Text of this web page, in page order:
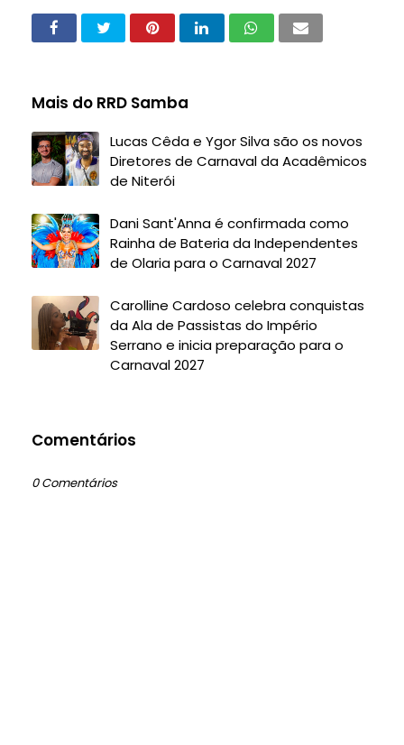
Mais do RRD Samba
Lucas Cêda e Ygor Silva são os novos
Diretores de Carnaval da Acadêmicos
de Niterói
Dani Sant'Anna é confirmada como
Rainha de Bateria da Independentes
de Olaria para o Carnaval 2027
Carolline Cardoso celebra conquistas
da Ala de Passistas do Império
Serrano e inicia preparação para o
Carnaval 2027
Comentários
0 Comentários